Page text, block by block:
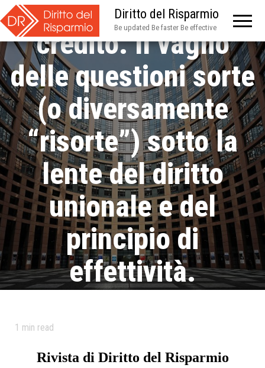
Diritto del Risparmio
Be updated Be faster Be effective
per operazioni di
credito. Il vaglio
delle questioni sorte
(o diversamente
“risorte”) sotto la
lente del diritto
unionale e del
principio di
effettività.
Tag clausole
omnibus, fideiussione specifica nullità nullità antitrust
principio di
1 min read
Rivista di Diritto del Risparmio